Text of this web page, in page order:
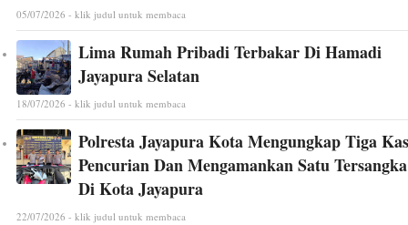
05/07/2026 - klik judul untuk membaca
Lima Rumah Pribadi Terbakar Di Hamadi
Jayapura Selatan
18/07/2026 - klik judul untuk membaca
Polresta Jayapura Kota Mengungkap Tiga
Pencurian Dan Mengamankan Satu Tersangka
Di Kota Jayapura
22/07/2026 - klik judul untuk membaca